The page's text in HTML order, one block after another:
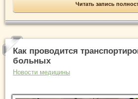
Читать запись
Как проводится
больных
Новости медицины